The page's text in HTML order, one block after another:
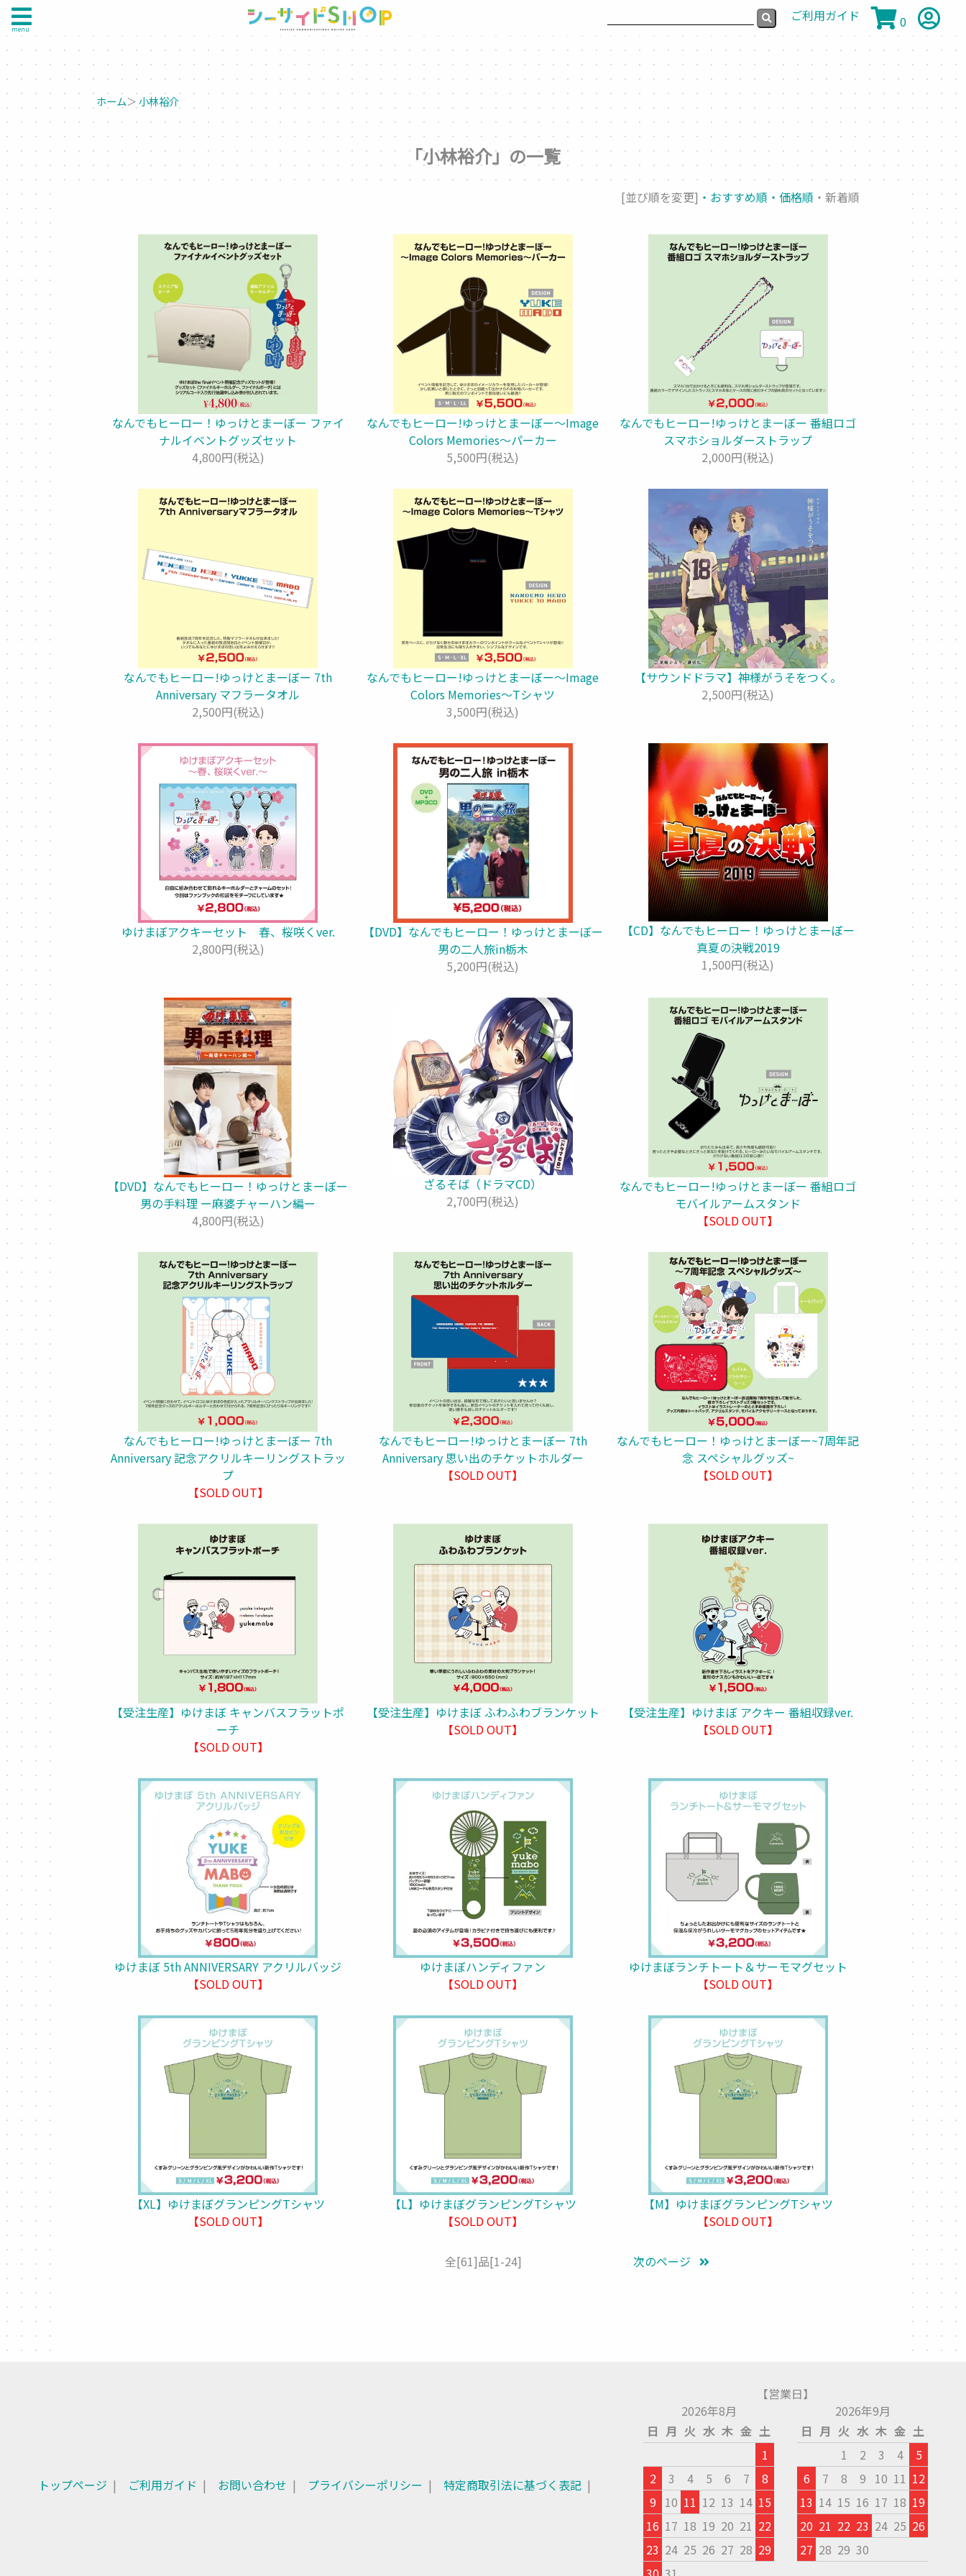
menu
ご利用ガイド 0
ホーム＞小林裕介
「小林裕介」の一覧
[並び順を変更] ・おすすめ順 ・価格順 ・新着順
なんでもヒーロー！ゆっけとまーぼー ファイ
ナルイベントグッズセット
4,800円(税込)
なんでもヒーロー!ゆっけとまーぼー～Image
Colors Memories～パーカー
5,500円(税込)
なんでもヒーロー!ゆっけとまーぼー 番組ロゴ
スマホショルダーストラップ
2,000円(税込)
なんでもヒーロー!ゆっけとまーぼー 7th
Anniversary マフラータオル
2,500円(税込)
なんでもヒーロー!ゆっけとまーぼー～Image
Colors Memories～Tシャツ
3,500円(税込)
【サウンドドラマ】神様がうそをつく。
2,500円(税込)
ゆけまぼアクキーセット 春、桜咲くver.
2,800円(税込)
【DVD】なんでもヒーロー！ゆっけとまーぼー
男の二人旅in栃木
5,200円(税込)
【CD】なんでもヒーロー！ゆっけとまーぼー
真夏の決戦2019
1,500円(税込)
【DVD】なんでもヒーロー！ゆっけとまーぼー
男の手料理 ー麻婆チャーハン編ー
4,800円(税込)
ざるそば（ドラマCD）
2,700円(税込)
なんでもヒーロー!ゆっけとまーぼー 番組ロゴ
モバイルアームスタンド
【SOLD OUT】
なんでもヒーロー!ゆっけとまーぼー 7th
Anniversary 記念アクリルキーリングストラッ
プ
【SOLD OUT】
なんでもヒーロー!ゆっけとまーぼー 7th
Anniversary 思い出のチケットホルダー
【SOLD OUT】
なんでもヒーロー！ゆっけとまーぼー~7周年記
念 スペシャルグッズ~
【SOLD OUT】
【受注生産】ゆけまぼ キャンバスフラットポ
ーチ
【SOLD OUT】
【受注生産】ゆけまぼ ふわふわブランケット
【SOLD OUT】
【受注生産】ゆけまぼ アクキー 番組収録ver.
【SOLD OUT】
ゆけまぼ 5th ANNIVERSARY アクリルバッジ
【SOLD OUT】
ゆけまぼハンディファン
【SOLD OUT】
ゆけまぼランチトート＆サーモマグセット
【SOLD OUT】
【XL】ゆけまぼグランピングTシャツ
【SOLD OUT】
【L】ゆけまぼグランピングTシャツ
【SOLD OUT】
【M】ゆけまぼグランピングTシャツ
【SOLD OUT】
全[61]品[1-24] 次のページ
トップページ ご利用ガイド お問い合わせ プライバシーポリシー 特定商取引法に基づく表記
【営業日】
2026年8月
日 月 火 水 木 金 土
1
2
3 4 5 6 7
8
9 10 11 12 13 14 15
16 17 18 19 20 21 22
23 24 25 26 27 28 29
2026年9月
日 月 火 水 木 金 土
1
2 3 4
5
6
7 8 9 10 11 12
13 14 15 16 17 18 19
20 21 22 23 24 25 26
27 28 29 30